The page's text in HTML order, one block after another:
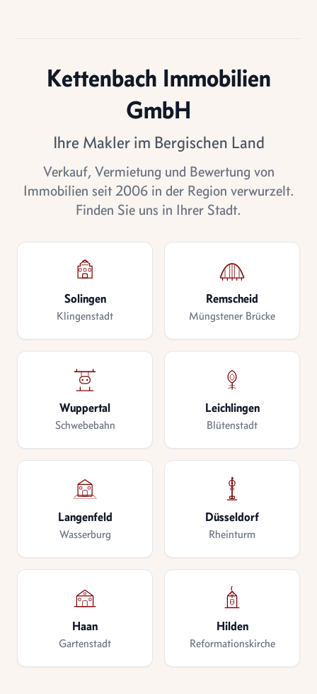
Kettenbach Immobilien
GmbH
Ihre Makler im Bergischen Land
Verkauf, Vermietung und Bewertung von
Immobilien seit 2006 in der Region verwurzelt.
Finden Sie uns in Ihrer Stadt.
Solingen
Klingenstadt
Remscheid
Müngstener Brücke
Wuppertal
Schwebebahn
Leichlingen
Blütenstadt
Langenfeld
Wasserburg
Düsseldorf
Rheinturm
Haan
Gartenstadt
Hilden
Reformationskirche